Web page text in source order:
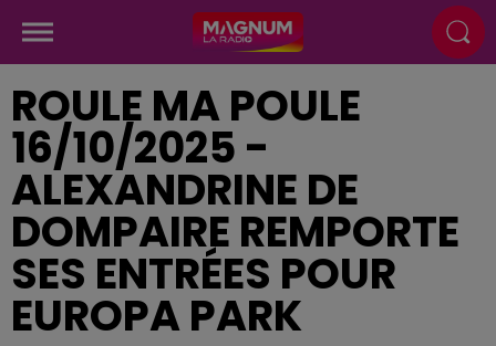
ROULE MA POULE
16/10/2025 -
ALEXANDRINE DE
DOMPAIRE REMPORTE
SES ENTRÉES POUR
EUROPA PARK